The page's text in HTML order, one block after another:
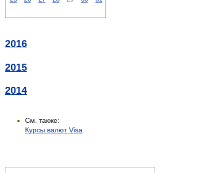
2016
2015
2014
См. также:
Курсы валют Visa